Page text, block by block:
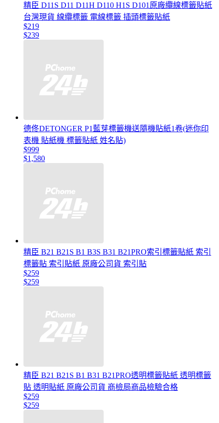
精臣 D11S D11 D11H D110 H1S D101原廠纜線標籤貼紙
台灣現貨 線纜標籤 電線標籤 插頭標籤貼紙
$219
$239
德佟DETONGER P1藍芽標籤機送隨機貼紙1卷(迷你印
表機 貼紙機 標籤貼紙 姓名貼)
$999
$1,580
精臣 B21 B21S B1 B3S B31 B21PRO索引標籤貼紙 索引
標籤貼 索引貼紙 原廠公司貨 索引貼
$259
$259
精臣 B21 B21S B1 B31 B21PRO透明標籤貼紙 透明標籤
貼 透明貼紙 原廠公司貨 商檢局商品檢驗合格
$259
$259